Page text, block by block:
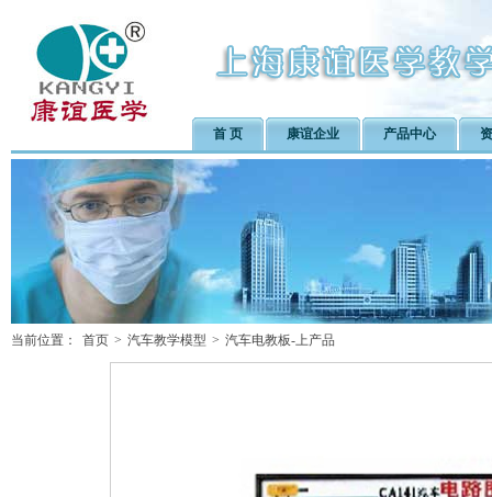
首 页 康谊企业 产品中心
当前位置： 首页 > 汽车教学模型 > 汽车电教板-上产品